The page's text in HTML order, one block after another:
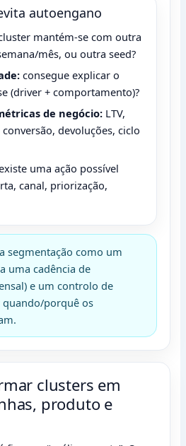
autoengano
mantém-se com outra
mês, ou outra seed?
consegue explicar o
(driver + comportamento)?
de negócio: LTV,
devoluções, ciclo
uma ação possível
canal, priorização,
segmentação como um
uma cadência de
e um controlo de
quando/porquê os
clusters em
produto e